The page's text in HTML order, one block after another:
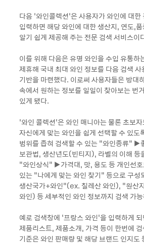
다음 ‘와인콜렉션’은 사용자가 와인에 대
입력하면 해당 와인에 대한 생산지, 연도,
알기 쉽게 제공해 주는 전문 검색 서비스이
이를 위해 다음은 유명 와인을 수입 유통
제휴해 국내 최대 와인 정보를 다음 검색
기반을 마련했다. 이로써 사용자들은 방대
속에서 원하는 정보를 일일이 찾아보는 번
있게 됐다.
‘와인 콜렉션’은 와인 매니아는 물론 초보
자신에게 맞는 와인을 쉽게 선택할 수 있
범위를 좁혀 검색할 수 있는 “와인종류“ ▶
보관법, 생산년도(빈티지), 라벨의 이해 등
“와인상식“ ▶가격대, 맛, 용도 등 개인선
있는 “나에게 맞는 와인 찾기“ 등으로 구성
생산국가+와인“(ex. 칠레산 와인), “원산
와인) 등 세부적인 와인 정보까지 검색 가
예로 검색창에 ‘프랑스 와인’을 입력하게
제품리스트, 제품소개, 가격 등이 한번에
기준은 와인 판매량 및 해당 브랜드 인지도